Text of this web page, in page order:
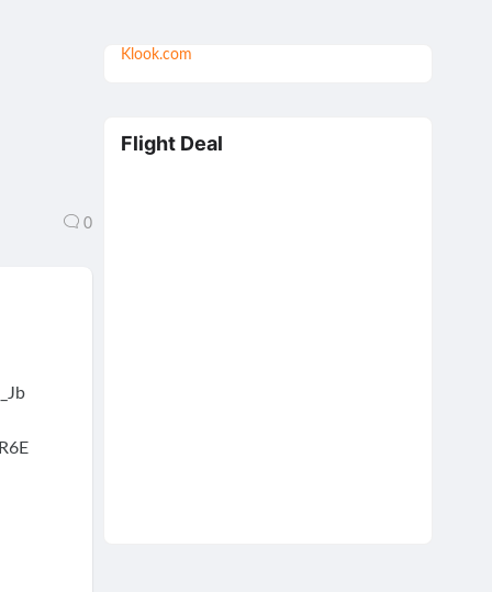
0
Klook.com
Flight Deal